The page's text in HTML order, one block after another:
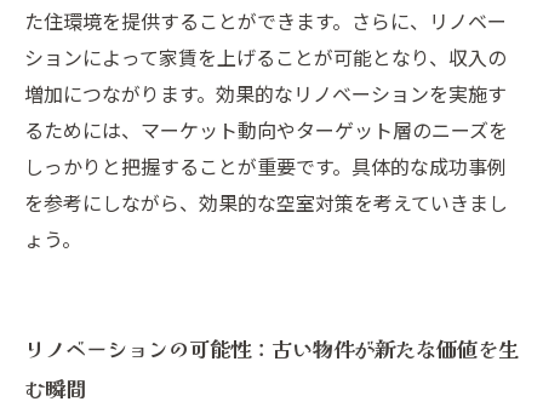
た住環境を提供することができます。さらに、リノベー
ションによって家賃を上げることが可能となり、収入の
増加につながります。効果的なリノベーションを実施す
るためには、マーケット動向やターゲット層のニーズを
しっかりと把握することが重要です。具体的な成功事例
を参考にしながら、効果的な空室対策を考えていきまし
ょう。
リノベーションの可能性：古い物件が新たな価値を生
む瞬間